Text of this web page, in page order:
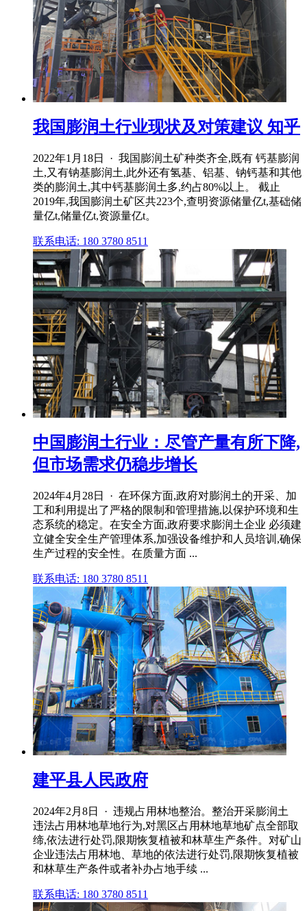
我国膨润土行业现状及对策建议 知乎
2022年1月18日 · 我国膨润土矿种类齐全,既有 钙基膨润
土,又有钠基膨润土,此外还有氢基、铝基、钠钙基和其他
类的膨润土,其中钙基膨润土多,约占80%以上。 截止
2019年,我国膨润土矿区共223个,查明资源储量亿t,基础储
量亿t,储量亿t,资源量亿t。
联系电话: 180 3780 8511
中国膨润土行业：尽管产量有所下降,
但市场需求仍稳步增长
2024年4月28日 · 在环保方面,政府对膨润土的开采、加
工和利用提出了严格的限制和管理措施,以保护环境和生
态系统的稳定。在安全方面,政府要求膨润土企业 必须建
立健全安全生产管理体系,加强设备维护和人员培训,确保
生产过程的安全性。在质量方面 ...
联系电话: 180 3780 8511
建平县人民政府
2024年2月8日 · 违规占用林地整治。整治开采膨润土
违法占用林地草地行为,对黑区占用林地草地矿点全部取
缔,依法进行处罚,限期恢复植被和林草生产条件。对矿山
企业违法占用林地、草地的依法进行处罚,限期恢复植被
和林草生产条件或者补办占地手续 ...
联系电话: 180 3780 8511